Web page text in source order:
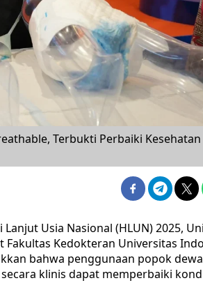
Terbukti Perbaiki
Lanjut Usia Nasional (HLUN) 2025,
Kedokteran Universitas
bahwa penggunaan popok
klinis dapat memperbaiki